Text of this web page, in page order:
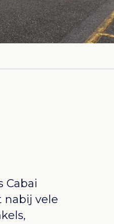
Cabai
nabij vele